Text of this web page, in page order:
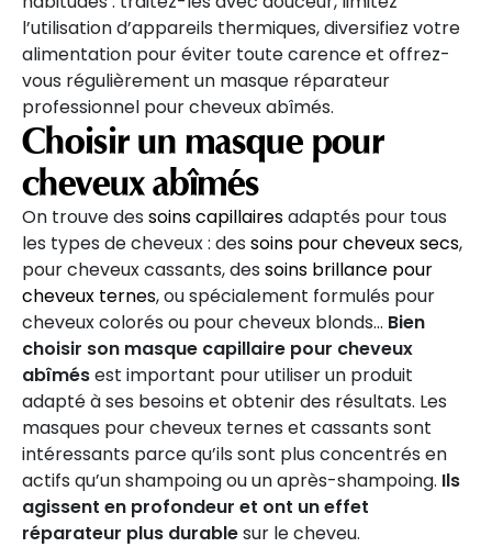
l’utilisation d’appareils thermiques, diversifiez votre
alimentation pour éviter toute carence et offrez-
vous régulièrement un masque réparateur
professionnel pour cheveux abîmés.
Choisir un masque pour
cheveux abîmés
On trouve des soins capillairesadaptés pour tous
les types de cheveux : des soins pour cheveux secs,
pour cheveux cassants, des soins brillance pour
cheveux ternes, ou spécialement formulés pour
cheveux colorés ou pour cheveux blonds… Bien
choisir son masque capillaire pour cheveux
abîmésest important pour utiliser un produit
adapté à ses besoins et obtenir des résultats. Les
masques pour cheveux ternes et cassants sont
intéressants parce qu’ils sont plus concentrés en
actifs qu’un shampoing ou un après-shampoing. Ils
agissent en profondeur et ont un effet
réparateur plus durablesur le cheveu.